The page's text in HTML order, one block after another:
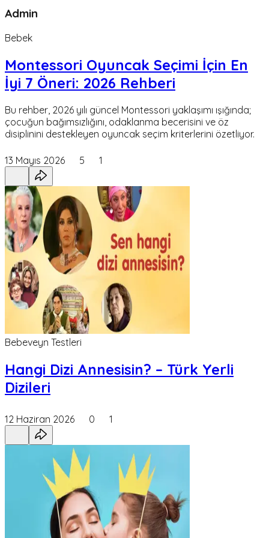
Admin
Bebek
Montessori Oyuncak Seçimi İçin En
İyi 7 Öneri: 2026 Rehberi
Bu rehber, 2026 yılı güncel Montessori yaklaşımı ışığında;
çocuğun bağımsızlığını, odaklanma becerisini ve öz
disiplinini destekleyen oyuncak seçim kriterlerini özetliyor.
13 Mayıs 2026 5 1
Bebeveyn Testleri
Hangi Dizi Annesisin? – Türk Yerli
Dizileri
12 Haziran 2026 0 1